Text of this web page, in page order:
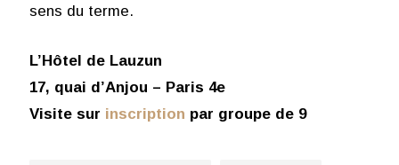
sens du terme.
L’Hôtel de Lauzun
17, quai d’Anjou – Paris 4e
Visite sur inscription par groupe de 9